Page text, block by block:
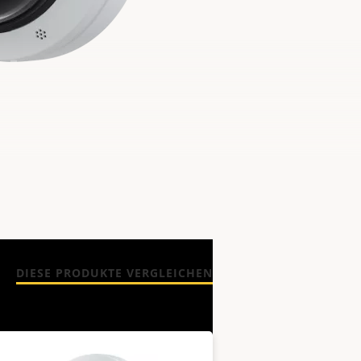
DIESE PRODUKTE VERGLEICHEN